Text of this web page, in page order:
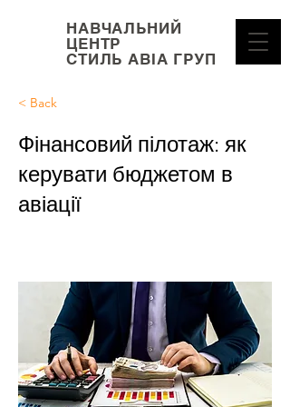
НАВЧАЛЬНИЙ
ЦЕНТР
СТИЛЬ АВІА ГРУП
< Back
Фінансовий пілотаж: як
керувати бюджетом в
авіації